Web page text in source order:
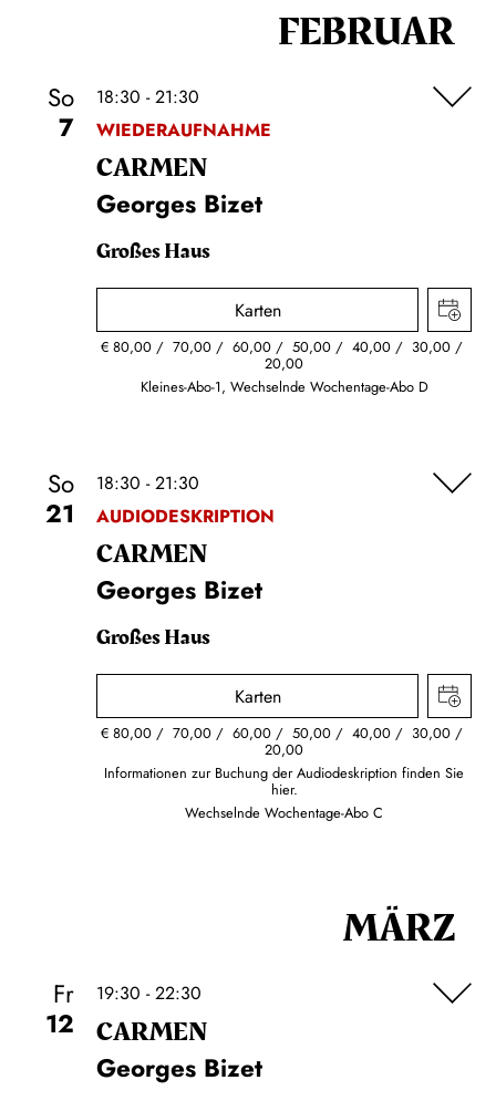
FEBRUAR
So
7
18:30 - 21:30
WIEDERAUFNAHME
CARMEN
Georges Bizet
Großes Haus
Karten
€80,00 70,00 60,00 50,00 40,00 30,00
20,00
Kleines-Abo-1, Wechselnde Wochentage-Abo D
So
21
18:30 - 21:30
AUDIODESKRIPTION
CARMEN
Georges Bizet
Großes Haus
Karten
€80,00 70,00 60,00 50,00 40,00 30,00
20,00
Informationen zur Buchung der Audiodeskription finden Sie
hier.
Wechselnde Wochentage-Abo C
MÄRZ
Fr
12
19:30 - 22:30
CARMEN
Georges Bizet